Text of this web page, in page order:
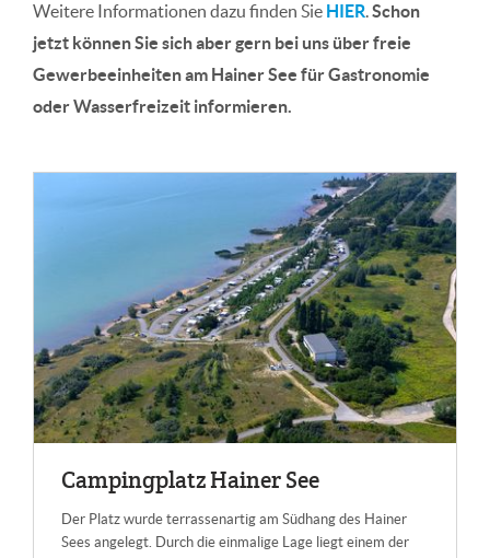
Weitere Informationen dazu finden Sie HIER.Schon
jetzt können Sie sich aber gern bei uns über freie
Gewerbeeinheiten am Hainer See für Gastronomie
oder Wasserfreizeit informieren.
Cam­ping­platz Hai­ner See
Der Platz wurde terrassenartig am Südhang des Hainer
Sees angelegt. Durch die einmalige Lage liegt einem der